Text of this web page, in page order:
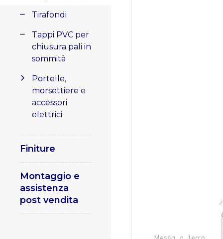
Tirafondi
Tappi PVC per
chiusura pali in
sommità
Portelle,
morsettiere e
accessori
elettrici
Finiture
Montaggio e
assistenza
post vendita